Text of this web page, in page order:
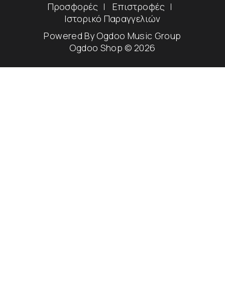
Προσφορές
Επιστροφές
Ιστορικό Παραγγελιών
Powered ByOgdoo Music Group
Ogdoo Shop © 2026